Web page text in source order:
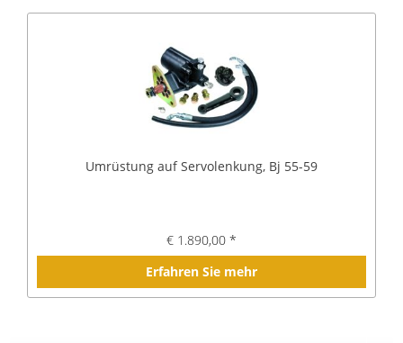
Umrüstung auf Servolenkung, Bj 55-59
€ 1.890,00 *
Erfahren Sie mehr